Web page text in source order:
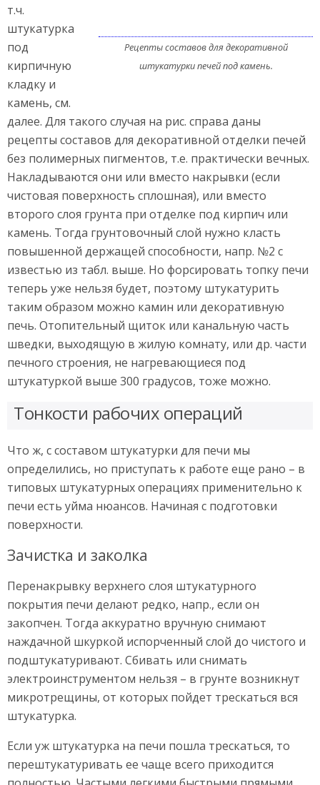
Рецепты составов для декоративной
штукатурки печей под камень.
т.ч.
штукатурка
под
кирпичную
кладку и
камень, см.
далее. Для такого случая на рис. справа даны
рецепты составов для декоративной отделки печей
без полимерных пигментов, т.е. практически вечных.
Накладываются они или вместо накрывки (если
чистовая поверхность сплошная), или вместо
второго слоя грунта при отделке под кирпич или
камень. Тогда грунтовочный слой нужно класть
повышенной держащей способности, напр. №2 с
известью из табл. выше. Но форсировать топку печи
теперь уже нельзя будет, поэтому штукатурить
таким образом можно камин или декоративную
печь. Отопительный щиток или канальную часть
шведки, выходящую в жилую комнату, или др. части
печного строения, не нагревающиеся под
штукатуркой выше 300 градусов, тоже можно.
Тонкости рабочих операций
Что ж, с составом штукатурки для печи мы
определились, но приступать к работе еще рано – в
типовых штукатурных операциях применительно к
печи есть уйма нюансов. Начиная с подготовки
поверхности.
Зачистка и заколка
Перенакрывку верхнего слоя штукатурного
покрытия печи делают редко, напр., если он
закопчен. Тогда аккуратно вручную снимают
наждачной шкуркой испорченный слой до чистого и
подштукатуривают. Сбивать или снимать
электроинструментом нельзя – в грунте возникнут
микротрещины, от которых пойдет трескаться вся
штукатурка.
Если уж штукатурка на печи пошла трескаться, то
перештукатуривать ее чаще всего приходится